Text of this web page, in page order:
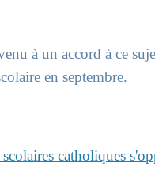
à un accord à ce
en septembre.
catholiques